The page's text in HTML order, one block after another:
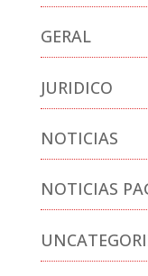
GERAL
JURIDICO
NOTICIAS
NOTICIAS